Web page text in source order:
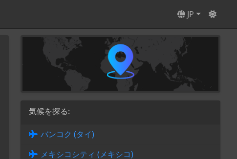
JP
気候を探る:
バンコク (タイ)
メキシコシティ (メキシコ)